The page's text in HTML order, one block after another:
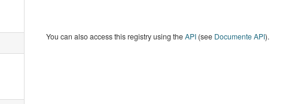
You can also access this registry using theAPI(see Documente API).